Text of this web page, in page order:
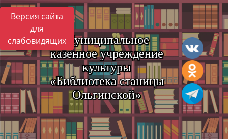
Версия сайта
для
слабовидящихМуниципальное
казенное учреждение
культуры
«Библиотека станицы
Ольгинской»